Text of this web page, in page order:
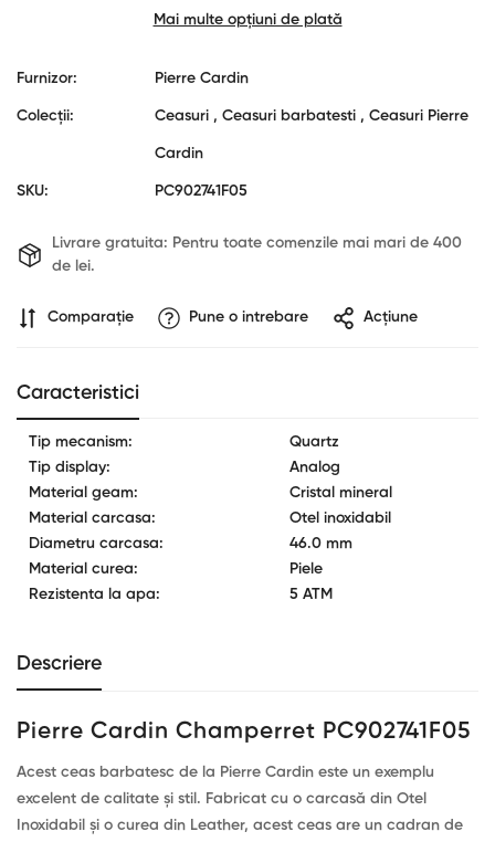
Mai multe opțiuni de plată
Furnizor: Pierre Cardin
Colecții: Ceasuri , Ceasuri barbatesti , Ceasuri Pierre
Cardin
SKU: PC902741F05
Livrare gratuita: Pentru toate comenzile mai mari de 400
de lei.
Comparaţie Pune o intrebare Acțiune
Caracteristici
Tip mecanism:
Quartz
Tip display:
Analog
Material geam:
Cristal mineral
Material carcasa:
Otel inoxidabil
Diametru carcasa:
46.0 mm
Material curea:
Piele
Rezistenta la apa:
5 ATM
Descriere
Pierre Cardin Champerret PC902741F05
Acest ceas barbatesc de la Pierre Cardin este un exemplu
excelent de calitate și stil. Fabricat cu o carcasă din Otel
Inoxidabil și o curea din Leather, acest ceas are un cadran de
Confirm your age
Are you 18 years old or older?
No, I'm not Yes, I am